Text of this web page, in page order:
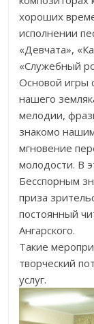
хороших
исполнении
«Девчата»,
«Служебный
Основой игры
нашего
мелодии,
знакомо
мгновение
молодости. В
Бесспорным
приза
постоянный
Ангарского.
Такие
творческий
услуг.